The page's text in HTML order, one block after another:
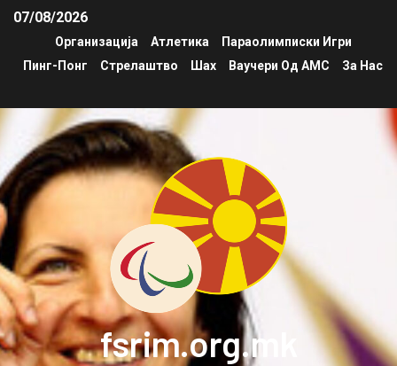
07/08/2026
Организација Атлетика
Параолимписки Игри
Пинг-Понг
Стрелаштво Шах Ваучери Од АМС За Нас
fsrim.org.mk